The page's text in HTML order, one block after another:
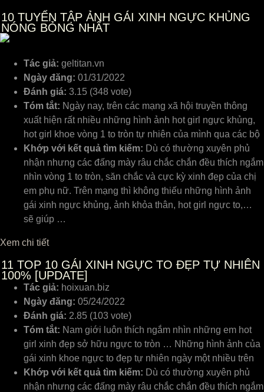
10 TUYỂN TẬP ẢNH GÁI XINH NGỰC KHỦNG
NÓNG BỎNG NHẤT
Tác giả: geltitan.vn
Ngày đăng: 01/31/2022
Đánh giá: 3.15 (348 vote)
Tóm tắt: Ngày nay, trên các mạng xã hội truyền thông
xuất hiện rất nhiều những hình ảnh hot girl ngực khủng,
hot girl khoe vòng 1 to tròn tự nhiên của mình qua các bộ
Khớp với kết quả tìm kiếm: Dù có thường xuyên phủ
nhận nhưng các đấng mày râu chắc chắn đều thích ngắm
nhìn vòng 1 to tròn, săn chắc và cực kỳ xinh đẹp của chị
em phụ nữ. Trên mạng thì không thiếu những hình ảnh
gái xinh ngực khủng, ảnh khỏa thân, hot girl ngực to,…
sẽ giúp …
Xem chi tiết
11 TOP 10 GÁI XINH NGỰC TO ĐẸP TỰ NHIÊN
100% [UPDATE]
Tác giả: hoixuan.biz
Ngày đăng: 05/24/2022
Đánh giá: 2.85 (103 vote)
Tóm tắt: Nam giới luôn thích ngắm nhìn những em hot
girl xinh đẹp sở hữu ngực to tròn … Những hình ảnh của
gái xinh khoe ngực to đẹp tự nhiên ngày một nhiều trên
Khớp với kết quả tìm kiếm: Dù có thường xuyên phủ
nhận nhưng các đấng mày râu chắc chắn đều thích ngắm